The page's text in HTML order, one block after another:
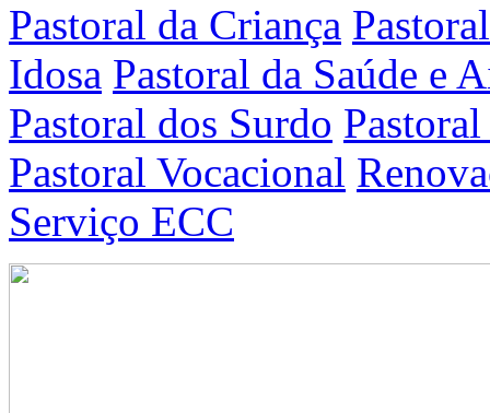
Pastoral da Criança
Idosa Pastoral da Saúde e
Pastoral dos Surdo
Pastoral Vocacional
Serviço ECC